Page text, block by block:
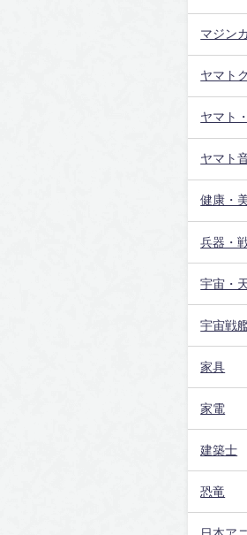
マジン
ヤマト
ヤマト
ヤマト
健康・
兵器・
宇宙・
宇宙戦
家具
家電
建築士
恐竜